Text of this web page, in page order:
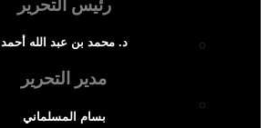
المجتمع الإفريقي
رئيس التحرير
د. محمد بن عبد الله أحمد
مدير التحرير
بسام المسلماني